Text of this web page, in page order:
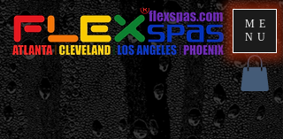
ME
NU